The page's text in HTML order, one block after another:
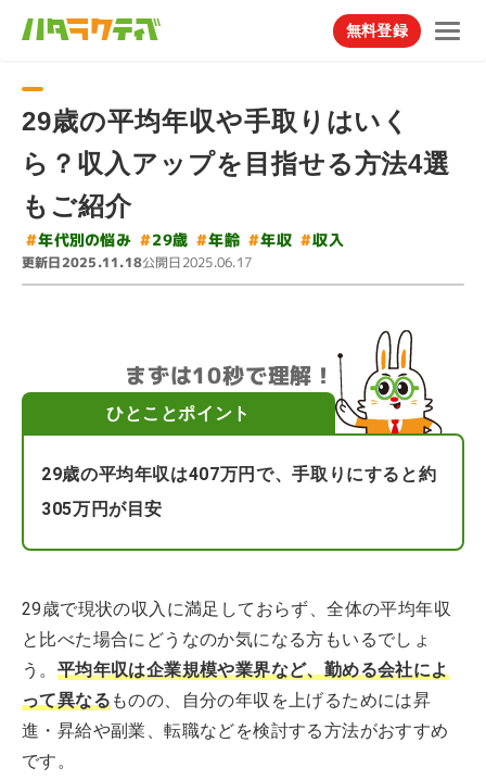
無料登録
29歳の平均年収や手取りはいく
ら？収入アップを目指せる方法4選
もご紹介
#年代別の悩み #29歳 #年齢 #年収 #収入
更新日2025.11.18公開日2025.06.17
まずは10秒で理解！
ひとことポイント
29歳の平均年収は407万円で、手取りにすると約
305万円が目安
29歳で現状の収入に満足しておらず、全体の平均年収
と比べた場合にどうなのか気になる方もいるでしょ
う。 平均年収は企業規模や業界など、勤める会社によ
って異なるものの、自分の年収を上げるためには昇
進・昇給や副業、転職などを検討する方法がおすすめ
です。